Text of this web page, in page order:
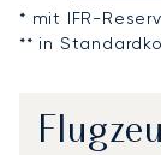
* mit IFR-
** in